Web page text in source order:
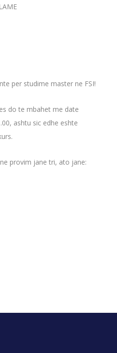
per studime master ne FSI!
do te mbahet me date
ashtu sic edhe eshte
provim jane tri, ato jane: